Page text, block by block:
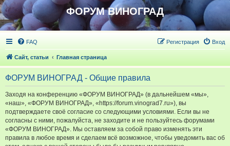
ФОРУМ ВИНОГРАД
FAQ Вход
Регистрация
Сайт, статьи Главная страница
ФОРУМ ВИНОГРАД - Общие правила
Заходя на конференцию «ФОРУМ ВИНОГРАД» (в дальнейшем «мы»,
«наш», «ФОРУМ ВИНОГРАД», «https://forum.vinograd7.ru»), вы
подтверждаете своё согласие со следующими условиями. Если вы не
согласны с ними, пожалуйста, не заходите и не пользуйтесь форумами
«ФОРУМ ВИНОГРАД». Мы оставляем за собой право изменять эти
правила в любое время и сделаем всё возможное, чтобы уведомить вас об